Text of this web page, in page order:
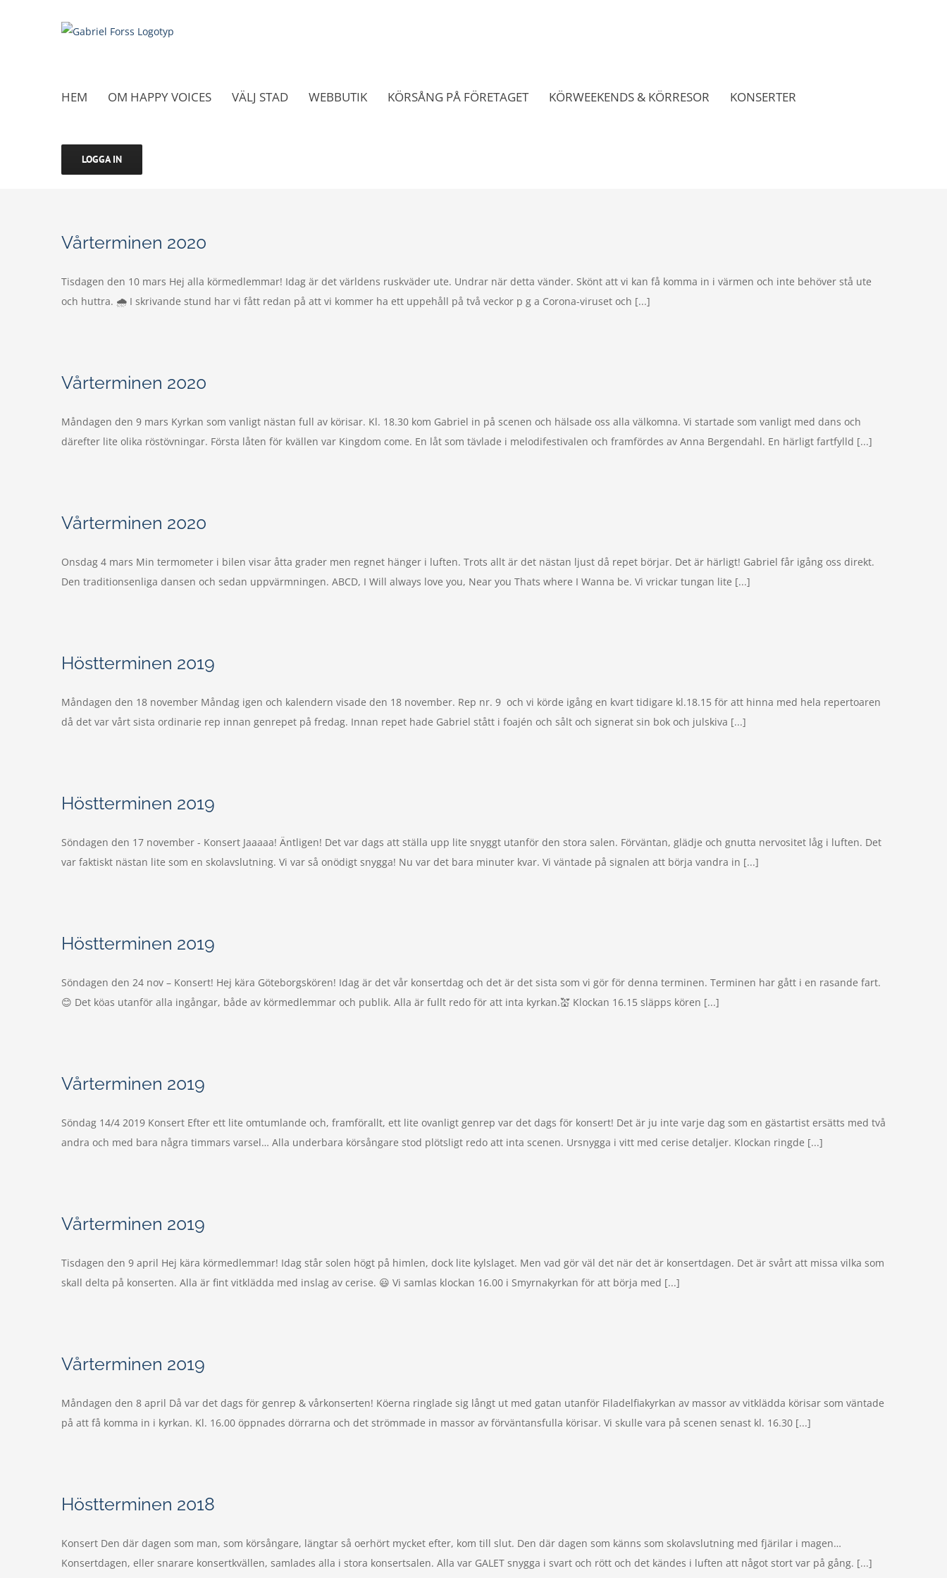
HEM OM HAPPY VOICES VÄLJ STAD WEBBUTIK KÖRSÅNG PÅ FÖRETAGET KÖRWEEKENDS & KÖRRESOR KONSERTER
LOGGA IN
Vårterminen 2020
Tisdagen den 10 mars Hej alla körmedlemmar! Idag är det världens ruskväder ute. Undrar när detta vänder. Skönt att vi kan få komma in i värmen och inte behöver stå ute
och huttra. 🌧 I skrivande stund har vi fått redan på att vi kommer ha ett uppehåll på två veckor p g a Corona-viruset och [...]
Vårterminen 2020
Måndagen den 9 mars Kyrkan som vanligt nästan full av körisar. Kl. 18.30 kom Gabriel in på scenen och hälsade oss alla välkomna. Vi startade som vanligt med dans och
därefter lite olika röstövningar. Första låten för kvällen var Kingdom come. En låt som tävlade i melodifestivalen och framfördes av Anna Bergendahl. En härligt fartfylld [...]
Vårterminen 2020
Onsdag 4 mars Min termometer i bilen visar åtta grader men regnet hänger i luften. Trots allt är det nästan ljust då repet börjar. Det är härligt! Gabriel får igång oss direkt.
Den traditionsenliga dansen och sedan uppvärmningen. ABCD, I Will always love you, Near you Thats where I Wanna be. Vi vrickar tungan lite [...]
Höstterminen 2019
Måndagen den 18 november Måndag igen och kalendern visade den 18 november. Rep nr. 9 och vi körde igång en kvart tidigare kl.18.15 för att hinna med hela repertoaren
då det var vårt sista ordinarie rep innan genrepet på fredag. Innan repet hade Gabriel stått i foajén och sålt och signerat sin bok och julskiva [...]
Höstterminen 2019
Söndagen den 17 november - Konsert Jaaaaa! Äntligen! Det var dags att ställa upp lite snyggt utanför den stora salen. Förväntan, glädje och gnutta nervositet låg i luften. Det
var faktiskt nästan lite som en skolavslutning. Vi var så onödigt snygga! Nu var det bara minuter kvar. Vi väntade på signalen att börja vandra in [...]
Höstterminen 2019
Söndagen den 24 nov – Konsert! Hej kära Göteborgskören! Idag är det vår konsertdag och det är det sista som vi gör för denna terminen. Terminen har gått i en rasande fart.
😊 Det köas utanför alla ingångar, både av körmedlemmar och publik. Alla är fullt redo för att inta kyrkan.💒 Klockan 16.15 släpps kören [...]
Vårterminen 2019
Söndag 14/4 2019 Konsert Efter ett lite omtumlande och, framförallt, ett lite ovanligt genrep var det dags för konsert! Det är ju inte varje dag som en gästartist ersätts med två
andra och med bara några timmars varsel… Alla underbara körsångare stod plötsligt redo att inta scenen. Ursnygga i vitt med cerise detaljer. Klockan ringde [...]
Vårterminen 2019
Tisdagen den 9 april Hej kära körmedlemmar! Idag står solen högt på himlen, dock lite kylslaget. Men vad gör väl det när det är konsertdagen. Det är svårt att missa vilka som
skall delta på konserten. Alla är fint vitklädda med inslag av cerise. 😃 Vi samlas klockan 16.00 i Smyrnakyrkan för att börja med [...]
Vårterminen 2019
Måndagen den 8 april Då var det dags för genrep & vårkonserten! Köerna ringlade sig långt ut med gatan utanför Filadelfiakyrkan av massor av vitklädda körisar som väntade
på att få komma in i kyrkan. Kl. 16.00 öppnades dörrarna och det strömmade in massor av förväntansfulla körisar. Vi skulle vara på scenen senast kl. 16.30 [...]
Höstterminen 2018
Konsert Den där dagen som man, som körsångare, längtar så oerhört mycket efter, kom till slut. Den där dagen som känns som skolavslutning med fjärilar i magen…
Konsertdagen, eller snarare konsertkvällen, samlades alla i stora konsertsalen. Alla var GALET snygga i svart och rött och det kändes i luften att något stort var på gång. [...]